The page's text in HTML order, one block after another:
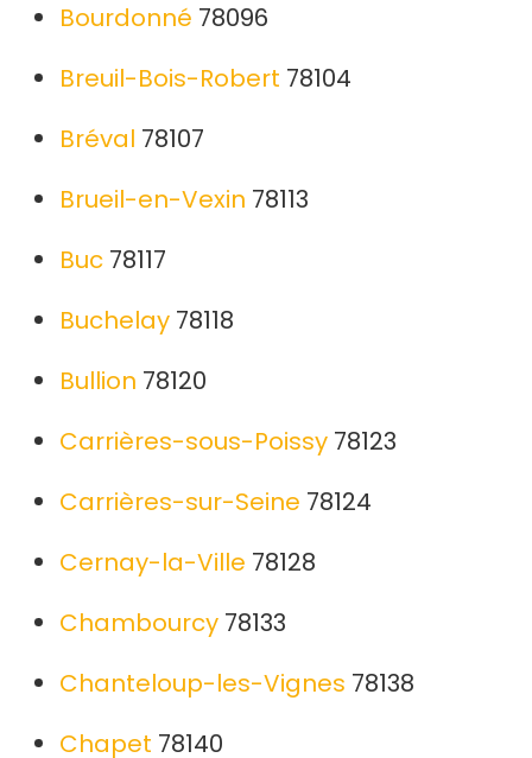
Bourdonné 78096
Breuil-Bois-Robert 78104
Bréval 78107
Brueil-en-Vexin 78113
Buc 78117
Buchelay 78118
Bullion 78120
Carrières-sous-Poissy 78123
Carrières-sur-Seine 78124
Cernay-la-Ville 78128
Chambourcy 78133
Chanteloup-les-Vignes 78138
Chapet 78140